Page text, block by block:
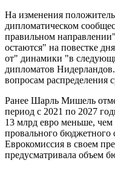
На изменения
дипломатическом
правильном
остаются" на повестке
от" динамики "в
дипломатов
вопросам распределения
Ранее Шарль Мишель
период с 2021 по 2027
13 млрд евро меньше, чем
провального
Еврокомиссия в своем
предусматривала объем